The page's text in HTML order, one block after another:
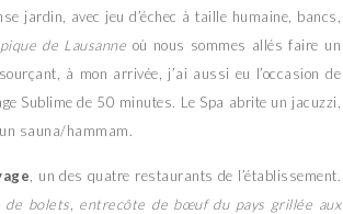
jardin, avec jeu d’échec à taille humaine, bancs,
de Lausanne où nous sommes allés faire un
à mon arrivée, j’ai aussi eu l’occasion de
Sublime de 50 minutes. Le Spa abrite un jacuzzi,
sauna/hammam.
, un des quatre restaurants de l’établissement.
bolets
entrecôte de bœuf du pays grillée aux